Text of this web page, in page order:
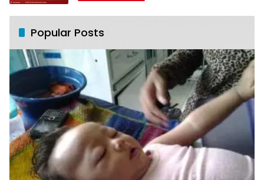
Popular Posts